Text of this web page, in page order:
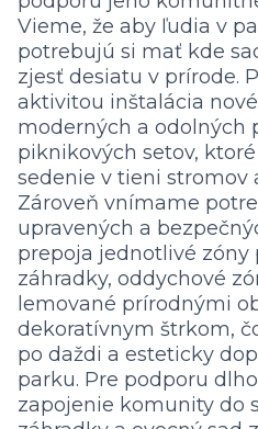
Vieme, že aby ľudia v
potrebujú si mať kde
zjesť desiatu v prírode.
aktivitou inštalácia
moderných a odolných
piknikových setov,
sedenie v tieni stromov
Zároveň vnímame
upravených a
prepoja jednotlivé zóny
záhradky, oddychové
lemované prírodnými
dekoratívnym štrkom,
po daždi a esteticky
parku. Pre podporu
zapojenie komunity do